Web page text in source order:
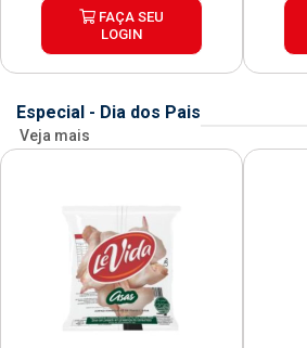
FAÇA SEU
LOGIN
Especial - Dia dos Pais
Veja mais